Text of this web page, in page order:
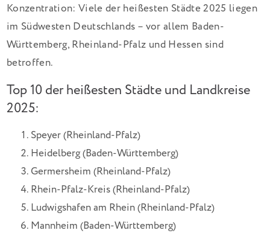
Konzentration: Viele der heißesten Städte 2025 liegen
im Südwesten Deutschlands – vor allem Baden-
Württemberg, Rheinland-Pfalz und Hessen sind
betroffen.
Top 10 der heißesten Städte und Landkreise
2025:
Speyer (Rheinland-Pfalz)
Heidelberg (Baden-Württemberg)
Germersheim (Rheinland-Pfalz)
Rhein-Pfalz-Kreis (Rheinland-Pfalz)
Ludwigshafen am Rhein (Rheinland-Pfalz)
Mannheim (Baden-Württemberg)